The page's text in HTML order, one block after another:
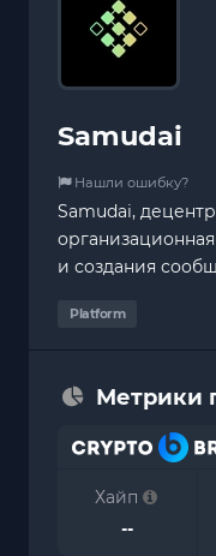
Samudai
Нашли ошибку?
Samudai,
и создания
Platform
Метрики
Хайп
--